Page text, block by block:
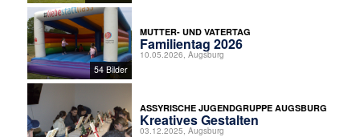
54 Bilder
MUTTER- UND VATERTAG
Familientag 2026
10.05.2026, Augsburg
ASSYRISCHE JUGENDGRUPPE AUGSBURG
Kreatives Gestalten
03.12.2025, Augsburg